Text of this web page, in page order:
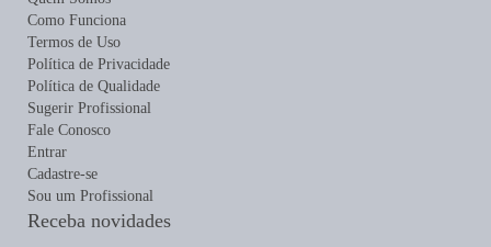
Como Funciona
Termos de Uso
Política de Privacidade
Política de Qualidade
Sugerir Profissional
Fale Conosco
Entrar
Cadastre-se
Sou um Profissional
Receba novidades